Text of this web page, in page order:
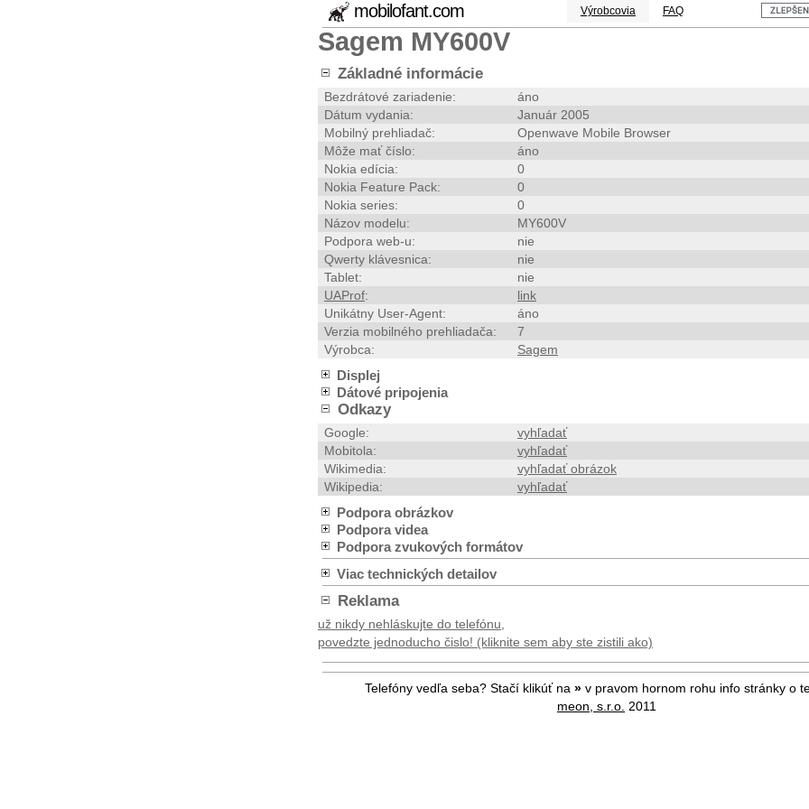
mobilofant.com FAQ
Výrobcovia
Sagem MY600V
Základné informácie
Bezdrátové zariadenie:
áno
Dátum vydania:
Január 2005
Mobilný prehliadač:
Openwave Mobile Browser
Môže mať číslo:
áno
Nokia edícia:
0
Nokia Feature Pack:
0
Nokia series:
0
Názov modelu:
MY600V
Podpora web-u:
nie
Qwerty klávesnica:
nie
Tablet:
nie
UAProf:
link
Unikátny User-Agent:
áno
Verzia mobilného prehliadača:
7
Výrobca:
Sagem
Displej
Dátové pripojenia
Odkazy
Google:
vyhľadať
Mobitola:
vyhľadať
Wikimedia:
vyhľadať obrázok
Wikipedia:
vyhľadať
Podpora obrázkov
Podpora videa
Podpora zvukových formátov
Viac technických detailov
Reklama
už nikdy nehláskujte do telefónu,
povedzte jednoducho čislo! (kliknite sem aby ste zistili ako)
Telefóny vedľa seba? Stačí klikúť na »v pravom hornom rohu info stránky o
meon, s.r.o. 2011